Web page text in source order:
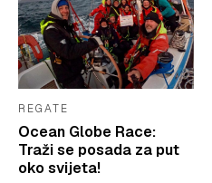
REGATE
Ocean Globe Race:
Traži se posada za put
oko svijeta!